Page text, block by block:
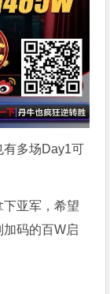
有多场Day1可
亚军，希望
码的百W启